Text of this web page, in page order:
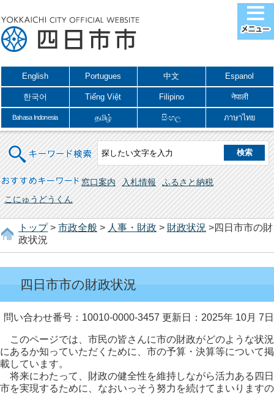
English Portugues 中文 Espanol
한국어 Tiếng Việt Filipino नेपाली
Bahasa Indonesia தமிழ் සිංහල ภาษาไทย
キーワード検索
おすすめキーワード 窓口案内 入札情報
ふるさと納税
こにゅうどうくん
トップ> 市政全般 > 人事・財政 > 財政状況 >四日市市の財
政状況
四日市市の財政状況
問い合わせ番号：10010-0000-3457 更新日：2025年 10月 7日
このページでは、市民の皆さんに市の財政がどのような状況
にあるか知っていただくために、市の予算・決算等について掲
載しています。
将来にわたって、財政の健全性を維持しながら活力ある四日
市を実現するために、なおいっそう努力を続けてまいりますの